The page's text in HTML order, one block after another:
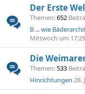
Der Erste
Themen 652
B ... wie
Mittwoch um 17:29
Die
Themen 533
Hinrichtungen 28.